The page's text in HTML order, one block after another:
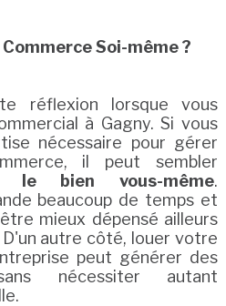
Soi-même ?
réflexion lorsque vous
à Gagny. Si vous
nécessaire pour gérer
il peut sembler
le bien vous-même.
beaucoup de temps et
mieux dépensé ailleurs
autre côté, louer votre
peut générer des
nécessiter autant